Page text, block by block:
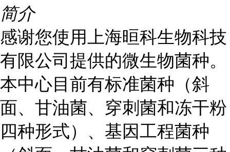
简介
感谢您使用上海晅科生物科技
有限公司提供的微生物菌种。
本中心目前有标准菌种（斜
面、甘油菌、穿刺菌和冻干粉
四种形式）、基因工程菌种